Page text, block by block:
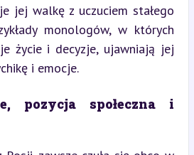
jej walkę z uczuciem stałego
monologów, w których
życie i decyzje, ujawniają jej
i emocje.
pozycja społeczna i